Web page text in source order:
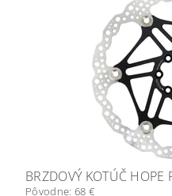
BRZDOVÝ KOTÚČ HOPE
Pôvodne: 68 €